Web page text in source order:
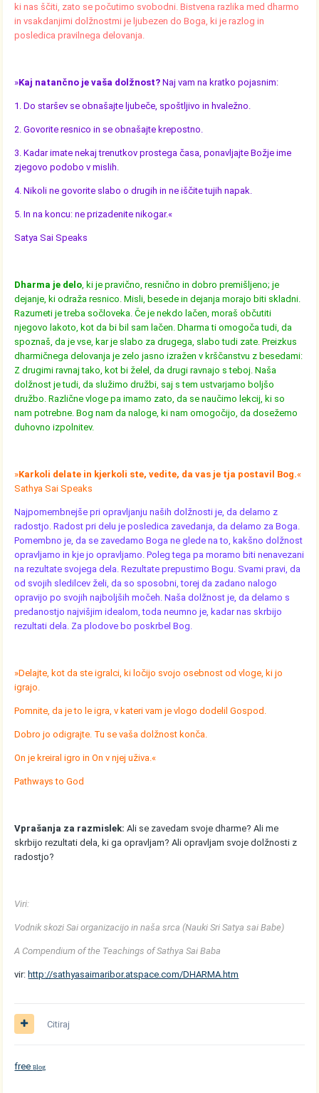
ki nas ščiti, zato se počutimo svobodni. Bistvena razlika med dharmo
in vsakdanjimi dolžnostmi je ljubezen do Boga, ki je razlog in
posledica pravilnega delovanja.
»Kaj natančno je vaša dolžnost? Naj vam na kratko pojasnim:
1. Do staršev se obnašajte ljubeče, spoštljivo in hvaležno.
2. Govorite resnico in se obnašajte krepostno.
3. Kadar imate nekaj trenutkov prostega časa, ponavljajte Božje ime
zjegovo podobo v mislih.
4. Nikoli ne govorite slabo o drugih in ne iščite tujih napak.
5. In na koncu: ne prizadenite nikogar.«
Satya Sai Speaks
Dharma je delo , ki je pravično, resnično in dobro premišljeno; je
dejanje, ki odraža resnico. Misli, besede in dejanja morajo biti skladni.
Razumeti je treba sočloveka. Če je nekdo lačen, moraš občutiti
njegovo lakoto, kot da bi bil sam lačen. Dharma ti omogoča tudi, da
spoznaš, da je vse, kar je slabo za drugega, slabo tudi zate. Preizkus
dharmičnega delovanja je zelo jasno izražen v krščanstvu z besedami:
Z drugimi ravnaj tako, kot bi želel, da drugi ravnajo s teboj. Naša
dolžnost je tudi, da služimo družbi, saj s tem ustvarjamo boljšo
družbo. Različne vloge pa imamo zato, da se naučimo lekcij, ki so
nam potrebne. Bog nam da naloge, ki nam omogočijo, da dosežemo
duhovno izpolnitev.
»Karkoli delate in kjerkoli ste, vedite, da vas je tja postavil Bog.«
Sathya Sai Speaks
Najpomembnejše pri opravljanju naših dolžnosti je, da delamo z
radostjo. Radost pri delu je posledica zavedanja, da delamo za Boga.
Pomembno je, da se zavedamo Boga ne glede na to, kakšno dolžnost
opravljamo in kje jo opravljamo. Poleg tega pa moramo biti nenavezani
na rezultate svojega dela. Rezultate prepustimo Bogu. Svami pravi, da
od svojih sledilcev želi, da so sposobni, torej da zadano nalogo
opravijo po svojih najboljših močeh. Naša dolžnost je, da delamo s
predanostjo najvišjim idealom, toda neumno je, kadar nas skrbijo
rezultati dela. Za plodove bo poskrbel Bog.
»Delajte, kot da ste igralci, ki ločijo svojo osebnost od vloge, ki jo
igrajo.
Pomnite, da je to le igra, v kateri vam je vlogo dodelil Gospod.
Dobro jo odigrajte. Tu se vaša dolžnost konča.
On je kreiral igro in On v njej uživa.«
Pathways to God
Vprašanja za razmislek:Ali se zavedam svoje dharme? Ali me
skrbijo rezultati dela, ki ga opravljam? Ali opravljam svoje dolžnosti z
radostjo?
Viri:
Vodnik skozi Sai organizacijo in naša srca (Nauki Sri Satya sai Babe)
A Compendium of the Teachings of Sathya Sai Baba
vir:http://sathyasaimaribor.atspace.com/DHARMA.htm
Citiraj
freeBlog